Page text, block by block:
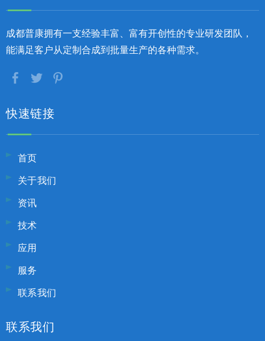
成都普康拥有一支经验丰富、富有开创性的专业研发团队，
能满足客户从定制合成到批量生产的各种需求。
快速链接
首页
关于我们
资讯
技术
应用
服务
联系我们
联系我们